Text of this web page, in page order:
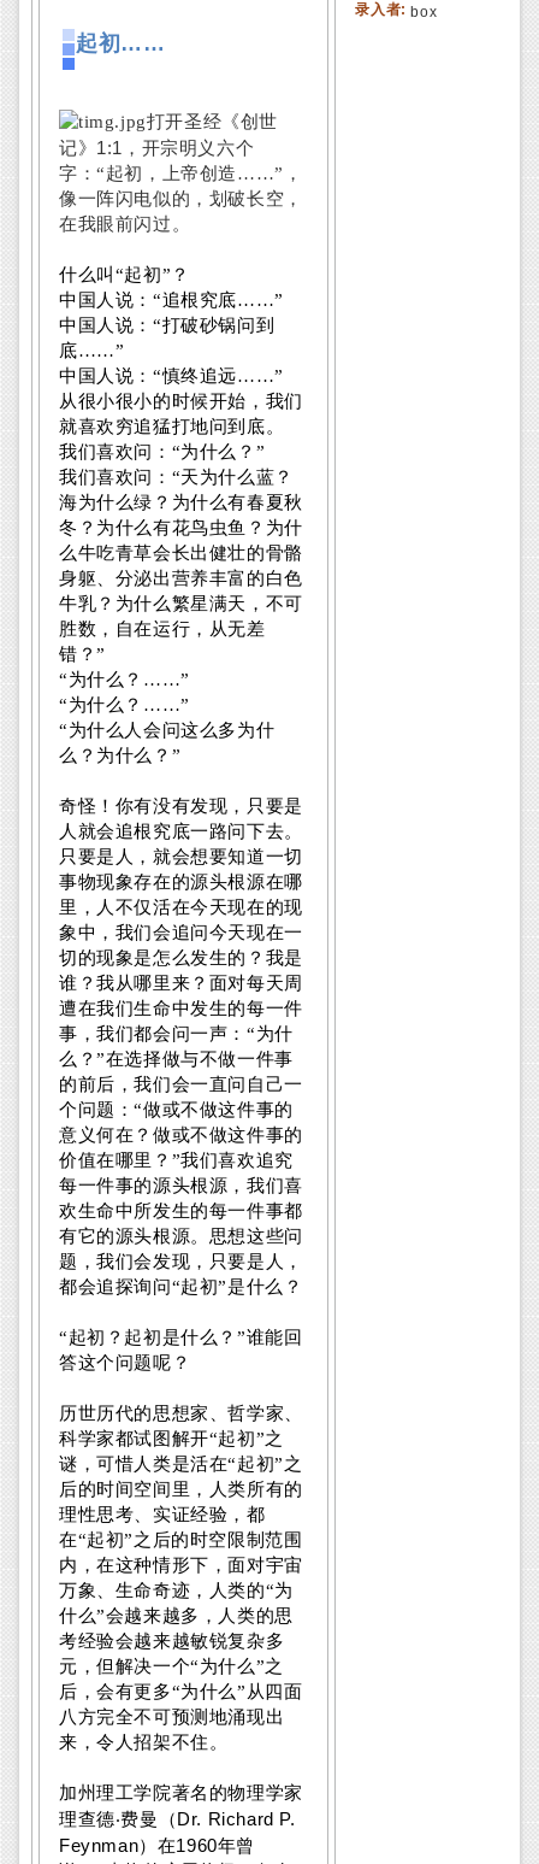
起初……
打开圣经《创世
记》 1:1 ，开宗明义六个
字：“起初，上帝创造……”，
像一阵闪电似的，划破长空，
在我眼前闪过。
什么叫“起初”？
中国人说：“追根究底……”
中国人说：“打破砂锅问到
底……”
中国人说：“慎终追远……”
从很小很小的时候开始，我们
就喜欢穷追猛打地问到底。
我们喜欢问：“为什么？”
我们喜欢问：“天为什么蓝？
海为什么绿？为什么有春夏秋
冬？为什么有花鸟虫鱼？为什
么牛吃青草会长出健壮的骨骼
身躯、分泌出营养丰富的白色
牛乳？为什么繁星满天，不可
胜数，自在运行，从无差
错？”
“为什么？……”
“为什么？……”
“为什么人会问这么多为什
么？为什么？”
奇怪！你有没有发现，只要是
人就会追根究底一路问下去。
只要是人，就会想要知道一切
事物现象存在的源头根源在哪
里，人不仅活在今天现在的现
象中，我们会追问今天现在一
切的现象是怎么发生的？我是
谁？我从哪里来？面对每天周
遭在我们生命中发生的每一件
事，我们都会问一声：“为什
么？”在选择做与不做一件事
的前后，我们会一直问自己一
个问题：“做或不做这件事的
意义何在？做或不做这件事的
价值在哪里？”我们喜欢追究
每一件事的源头根源，我们喜
欢生命中所发生的每一件事都
有它的源头根源。思想这些问
题，我们会发现，只要是人，
都会追探询问“起初”是什么？
“起初？起初是什么？”谁能回
答这个问题呢？
历世历代的思想家、哲学家、
科学家都试图解开“起初”之
谜，可惜人类是活在“起初”之
后的时间空间里，人类所有的
理性思考、实证经验，都
在“起初”之后的时空限制范围
内，在这种情形下，面对宇宙
万象、生命奇迹，人类的“为
什么”会越来越多，人类的思
考经验会越来越敏锐复杂多
元，但解决一个“为什么”之
后，会有更多“为什么”从四面
八方完全不可预测地涌现出
来，令人招架不住。
加州理工学院著名的物理学家
理查德‧费曼（Dr. Richard P.
Feynman）在1960年曾
录入者:box